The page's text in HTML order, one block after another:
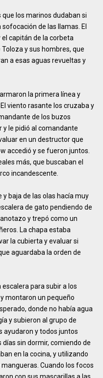
los marinos dudaban si
de las llamas. El
capitán de la corbeta
y sus hombres, que
a esas aguas revueltas y
la primera línea y
viento rasante los cruzaba y
de los buzos
le pidió al comandante
en un destructor que
accedió y se fueron juntos.
más, que buscaban el
incandescente.
y baja de las olas hacía muy
de gato pendiendo de
y trepó como un
La chapa estaba
la cubierta y evaluar si
aguardaba la orden de
para subir a los
montaron un pequeño
donde no había agua
y subieron al grupo de
ayudaron y todos juntos
sin dormir, comiendo de
en la cocina, y utilizando
Cuando los focos